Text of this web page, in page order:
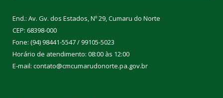
End.: Av. Gv. dos Estados, Nº 29, Cumaru do Norte
CEP: 68398-000
Fone: (94) 98441-5547 / 99105-5023
Horário de atendimento: 08:00 às 12:00
E-mail: contato@cmcumarudonorte.pa.gov.br